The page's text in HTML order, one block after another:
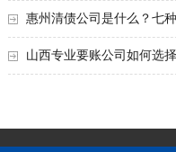
惠州清债公司是什么？七
山西专业要账公司如何选